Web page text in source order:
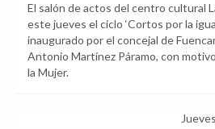
El salón de actos del centro cultural
este jueves el ciclo ‘Cortos por la
inaugurado por el concejal de
Antonio Martínez Páramo, con
la Mujer.